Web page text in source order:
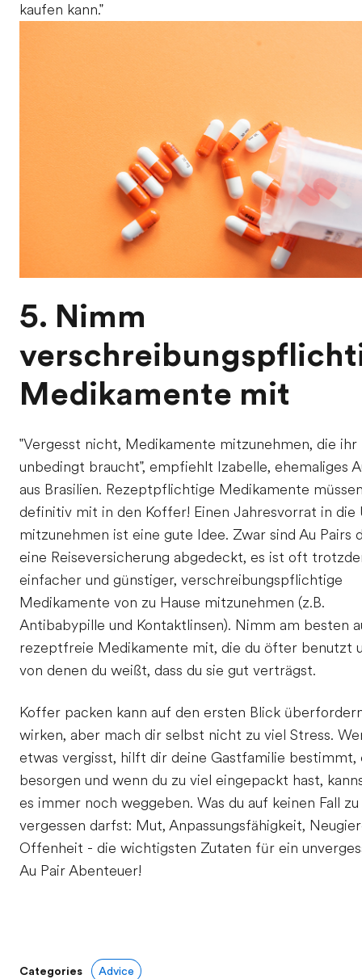
kaufen kann."
5. Nimm
Medikamente mit
"Vergesst nicht, Medikamente mitzunehmen, die ihr
unbedingt braucht", empfiehlt Izabelle, ehemaliges
aus Brasilien. Rezeptpflichtige Medikamente
definitiv mit in den Koffer! Einen Jahresvorrat in die
mitzunehmen ist eine gute Idee. Zwar sind Au Pairs
eine Reiseversicherung abgedeckt, es ist oft
einfacher und günstiger, verschreibungspflichtige
Medikamente von zu Hause mitzunehmen (z.B.
Antibabypille und Kontaktlinsen). Nimm am besten
rezeptfreie Medikamente mit, die du öfter benutzt
von denen du weißt, dass du sie gut verträgst.
Koffer packen kann auf den ersten Blick
wirken, aber mach dir selbst nicht zu viel Stress.
etwas vergisst, hilft dir deine Gastfamilie bestimmt,
besorgen und wenn du zu viel eingepackt hast,
es immer noch weggeben. Was du auf keinen Fall zu
vergessen darfst: Mut, Anpassungsfähigkeit,
Offenheit - die wichtigsten Zutaten für ein
Au Pair Abenteuer!
Categories Advice